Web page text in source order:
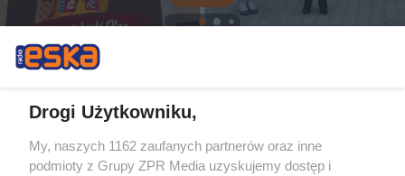
Drogi Użytkowniku,
My, naszych 1162 zaufanych partnerów oraz inne
podmioty z Grupy ZPR Media uzyskujemy dostęp i